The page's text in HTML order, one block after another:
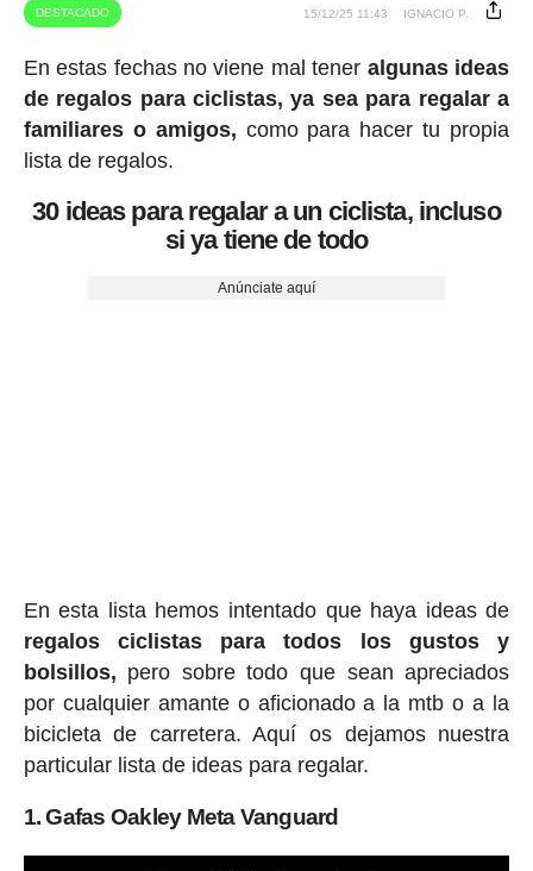
DESTACADO 15/12/25 11:43 IGNACIO P.
En estas fechas no viene mal tener algunas ideas
de regalos para ciclistas, ya sea para regalar a
familiares o amigos, como para hacer tu propia
lista de regalos.
30 ideas para regalar a un ciclista, incluso
si ya tiene de todo
Anúnciate aquí
En esta lista hemos intentado que haya ideas de
regalos ciclistas para todos los gustos y
bolsillos, pero sobre todo que sean apreciados
por cualquier amante o aficionado a la mtb o a la
bicicleta de carretera. Aquí os dejamos nuestra
particular lista de ideas para regalar.
1. Gafas Oakley Meta Vanguard